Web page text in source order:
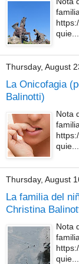
quie...
Thursday, August
La Onicofagia
Balinotti)
Nota
quie...
Thursday, August
La familia del
Christina
Nota
quie...